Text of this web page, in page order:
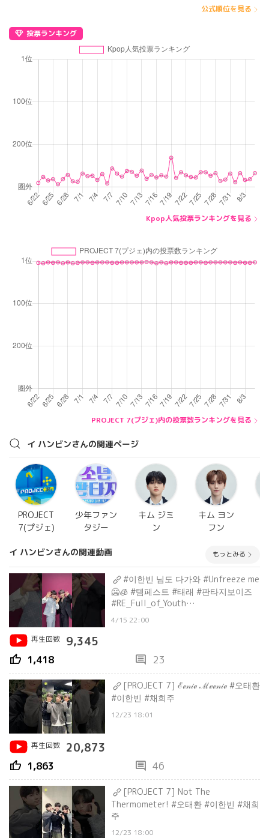
公式順位を見る
投票ランキング
Kpop人気投票ランキングを見る
PROJECT 7(プジェ)内の投票数ランキングを見る
イ ハンビンさんの関連ページ
PROJECT
7(プジェ)
少年ファン
タジー
キム ジミ
ン
キム ヨン
フン
イ ハンビンさんの関連動画 もっとみる
#이한빈 님도 다가와 #Unfreeze me
🥶🧊 #템페스트 #태래 #판타지보이즈
#RE_Full_of_Youth
#TPST_Unfreeze
4/15 22:00
再生回数
9,345
thumb_up 1,418 comment 23
[PROJECT 7] ℰℯ𝓃𝒾ℯ ℳℯℯ𝓃𝒾ℯ #오태환
#이한빈 #채희주
12/23 18:01
再生回数 20,873
thumb_up 1,863 comment 46
[PROJECT 7] Not The
Thermometer! #오태환 #이한빈 #채희
주
12/23 18:00